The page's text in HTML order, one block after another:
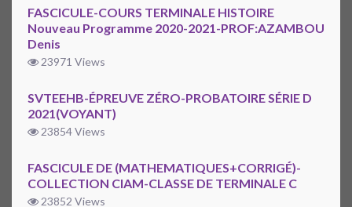
FASCICULE-COURS TERMINALE HISTOIRE
Nouveau Programme 2020-2021-PROF:AZAMBOU
Denis
23971 Views
SVTEEHB-ÉPREUVE ZÉRO-PROBATOIRE SÉRIE D
2021(VOYANT)
23854 Views
FASCICULE DE (MATHEMATIQUES+CORRIGÉ)-
COLLECTION CIAM-CLASSE DE TERMINALE C
23852 Views